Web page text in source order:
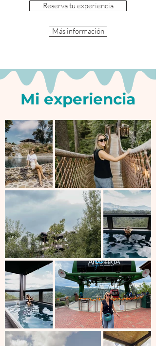
Reserva tu experiencia
Más información
Mi experiencia